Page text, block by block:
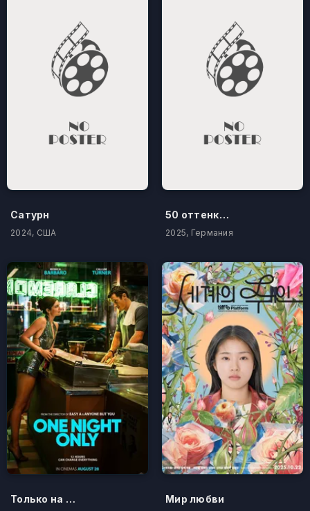
Сатурн
2024, США
50 оттенков бестселлера
2025, Германия
Только на одну ночь Мир любви